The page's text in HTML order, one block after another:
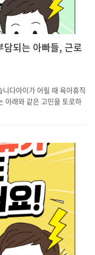
되는 아빠들, 근로
다아이가 어릴 때 육아휴직
아래와 같은 고민을 토로하